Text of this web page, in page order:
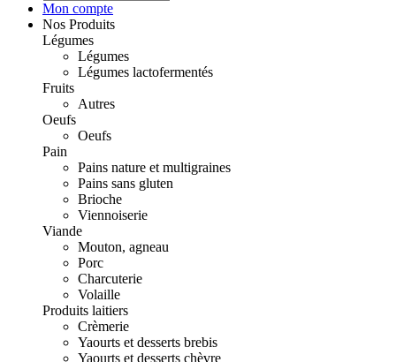
Mon compte
Nos Produits
Légumes
Légumes
Légumes lactofermentés
Fruits
Autres
Oeufs
Oeufs
Pain
Pains nature et multigraines
Pains sans gluten
Brioche
Viennoiserie
Viande
Mouton, agneau
Porc
Charcuterie
Volaille
Produits laitiers
Crèmerie
Yaourts et desserts brebis
Yaourts et desserts chèvre